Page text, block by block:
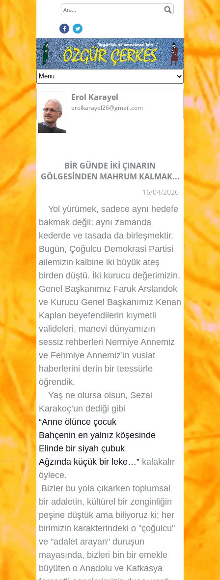
Erol Karayel
erolkarayel26@gmail.com
BİR GÜNDE İKİ ÇINARIN
GÖLGESİNDEN MAHRUM KALMAK...
16/04/2026
Yol yürümek, sadece aynı hedefe
bakmak değil; aynı zamanda
kederde ve tasada da birleşmektir.
Bugün, Çoğulcu Demokrasi Partisi
ailemizin kalbine iki büyük ateş
birden düştü. İki kurucu değerimizin,
Genel Başkanımız Faruk Arslandok
ve Kurucu Genel Başkanımız Kenan
Kaplan beyefendilerin kıymetli
valideleri, manevi dünyamızın
sessiz rehberleri Nermiye Annemiz
ve Fehmiye Annemiz’in vuslat
haberlerini derin bir teessürle
öğrendik.
Yaş ne olursa olsun, Sezai
Karakoç’un dediği gibi
“Anne ölünce çocuk
Bahçenin en yalnız köşesinde
Elinde bir siyah çubuk
Ağzında küçük bir leke…” kalakalır
öylece.
Bizler bu yola çıkarken toplumsal
bir adaletin, kültürel bir zenginliğin
peşine düştük ama biliyoruz ki; her
birimizin karakterindeki o "çoğulcu"
ve "adalet arayan" duruşun
mayasında, bizleri bin bir emekle
büyüten o Anadolu ve Kafkasya